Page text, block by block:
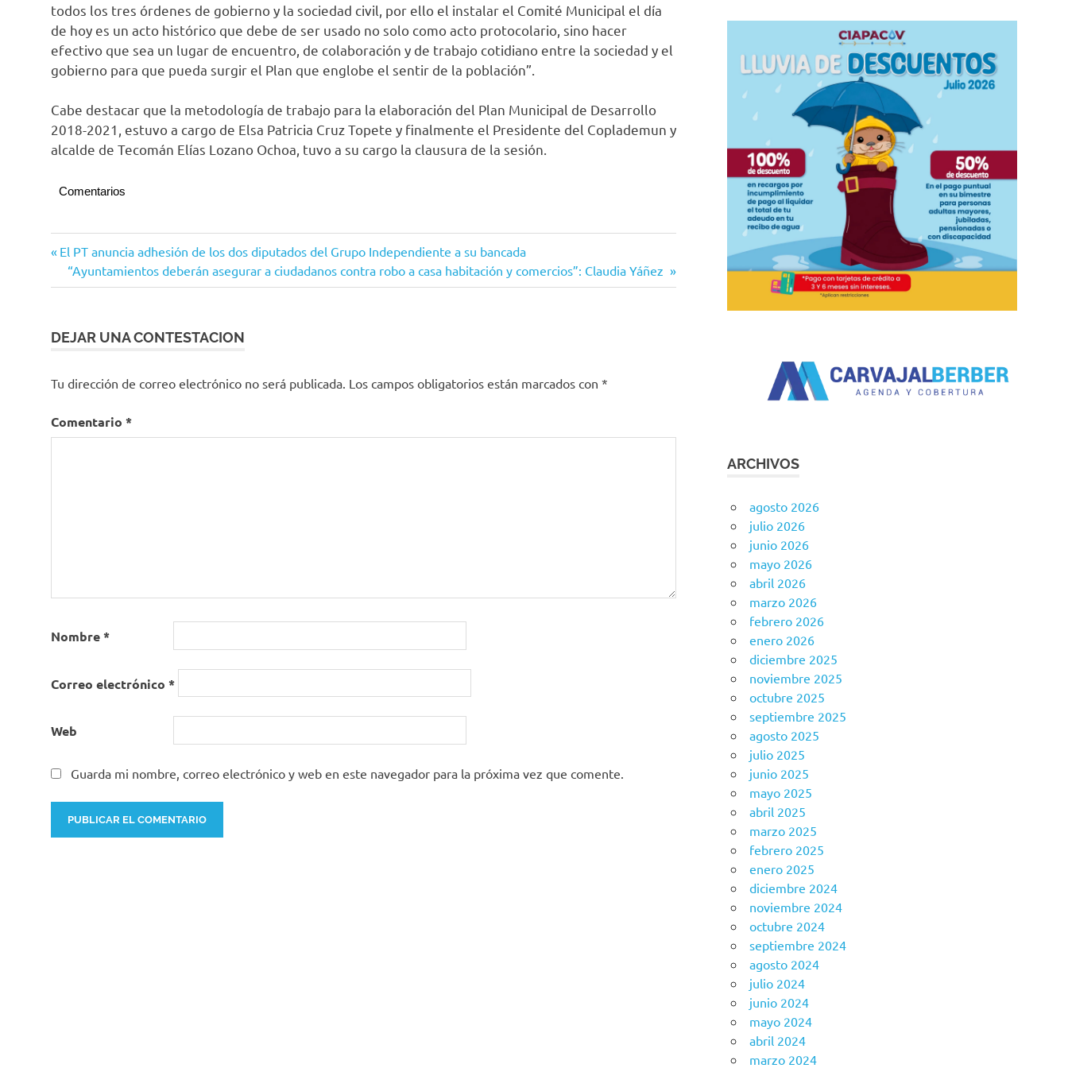
todos los tres órdenes de gobierno y la sociedad civil, por ello el instalar el Comité Municipal el día
de hoy es un acto histórico que debe de ser usado no solo como acto protocolario, sino hacer
efectivo que sea un lugar de encuentro, de colaboración y de trabajo cotidiano entre la sociedad y el
gobierno para que pueda surgir el Plan que englobe el sentir de la población”.
Cabe destacar que la metodología de trabajo para la elaboración del Plan Municipal de Desarrollo
2018-2021, estuvo a cargo de Elsa Patricia Cruz Topete y finalmente el Presidente del Coplademun y
alcalde de Tecomán Elías Lozano Ochoa, tuvo a su cargo la clausura de la sesión.
Comentarios
Navegación
de
Entrada
anterior:
El PT anuncia adhesión de los dos diputados del Grupo Independiente a su bancada
Siguiente
entrada:
“Ayuntamientos deberán asegurar a ciudadanos contra robo a casa habitación y comercios”: Claudia Yáñez
DEJAR UNA CONTESTACION
Tu dirección de correo electrónico no será publicada. Los campos obligatorios están marcados con *
Comentario *
Nombre*
Correo electrónico *
Web
Guarda mi nombre, correo electrónico y web en este navegador para la próxima vez que comente.
ARCHIVOS
agosto 2026
julio 2026
junio 2026
mayo 2026
abril 2026
marzo 2026
febrero 2026
enero 2026
diciembre 2025
noviembre 2025
octubre 2025
septiembre 2025
agosto 2025
julio 2025
junio 2025
mayo 2025
abril 2025
marzo 2025
febrero 2025
enero 2025
diciembre 2024
noviembre 2024
octubre 2024
septiembre 2024
agosto 2024
julio 2024
junio 2024
mayo 2024
abril 2024
marzo 2024